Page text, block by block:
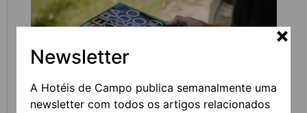
Newsletter
A Hotéis de Campo publica semanalmente uma
newsletter com todos os artigos relacionados